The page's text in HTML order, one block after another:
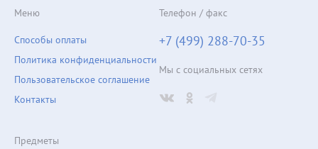
Предметы
Меню
Способы оплаты
Политика конфиденциальности
Пользовательское соглашение
Контакты
Телефон / факс
+7 (499) 288-70-35
Мы с социальных сетях